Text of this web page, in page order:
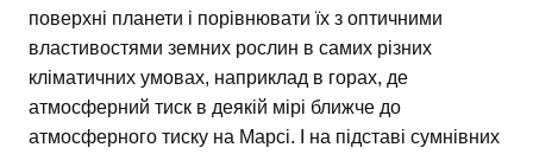
поверхні планети і порівнювати їх з оптичними
властивостями земних рослин в самих різних
кліматичних умовах, наприклад в горах, де
атмосферний тиск в деякій мірі ближче до
атмосферного тиску на Марсі. І на підставі сумнівних